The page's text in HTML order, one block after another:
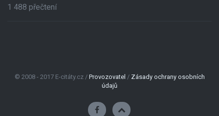
1 488 přečtení
© 2008 - 2017 E-citáty.cz / Provozovatel / Zásady ochrany osobních
údajů